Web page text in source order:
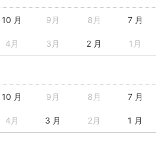
10 月 9月 8月 7 月
4月 3月 2 月 1月
10 月 9月 8月 7 月
4月 3 月 2月 1 月